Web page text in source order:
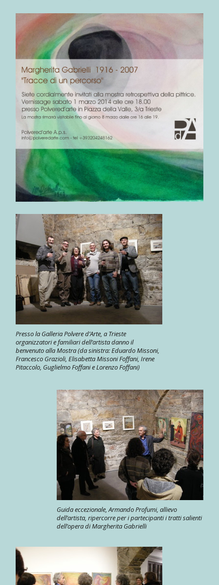
Presso la Galleria Polvere d’Arte, a Trieste
organizzatori e familiari dell’artista danno il
benvenuto alla Mostra (da sinistra: Eduardo Missoni,
Francesco Grazioli, Elisabetta Missoni Foffani, Irene
Pitaccolo, Guglielmo Foffani e Lorenzo Foffani)
Guida eccezionale, Armando Profumi, allievo
dell’artista, ripercorre per i partecipanti i tratti salienti
dell’opera di Margherita Gabrielli